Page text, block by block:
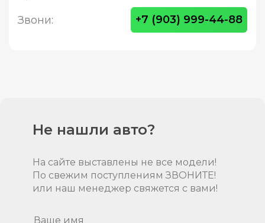
Звони: +7 (903) 999-44-88
Не нашли авто?
На сайте выставлены не все модели!
По свежим поступлениям ЗВОНИТЕ!
или наш менеджер свяжется с вами!